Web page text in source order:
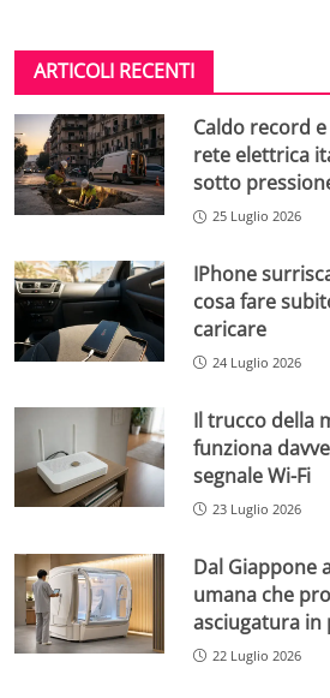
ARTICOLI RECENTI
Caldo record
rete elettrica
sotto
25 Luglio 2026
IPhone
cosa fare
caricare
24 Luglio 2026
Il trucco della
funziona
segnale Wi-Fi
23 Luglio 2026
Dal Giappone
umana che
asciugatura
22 Luglio 2026